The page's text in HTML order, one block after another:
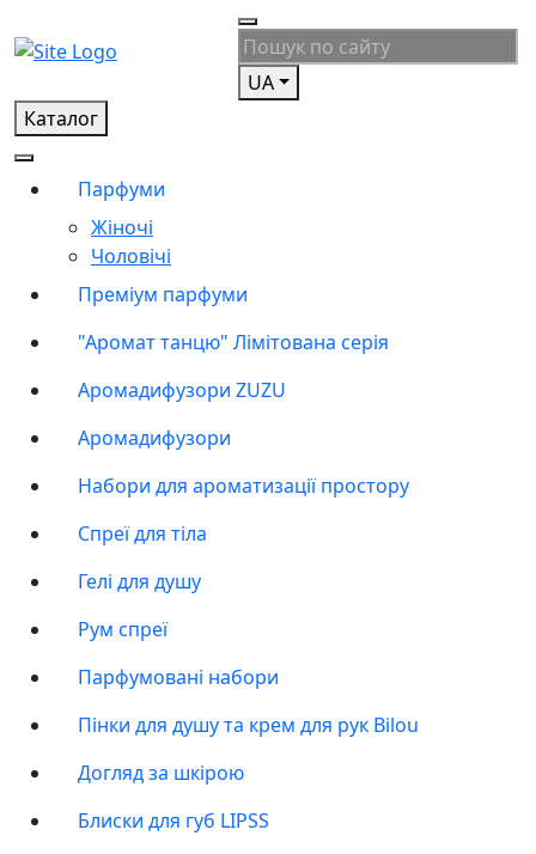
UA
Каталог
Парфуми
Жіночі
Чоловічі
Преміум парфуми
"Аромат танцю" Лімітована серія
Аромадифузори ZUZU
Аромадифузори
Набори для ароматизації простору
Спреї для тіла
Гелі для душу
Рум спреї
Парфумовані набори
Пінки для душу та крем для рук Bilou
Догляд за шкірою
Блиски для губ LIPSS